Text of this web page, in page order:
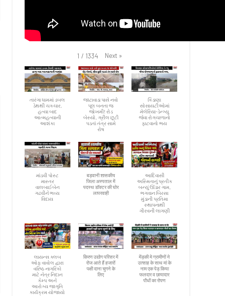
1 / 1334 Next »
તારંગા ધામમાં ડબલ
ડેથથી ચકચાર,
હત્યા બાદ
આત્મહત્યાની
આશંકા
જાટાવાડા પાસે નવો
પૂલ બનતા જ
જોખમી! રોડ
બેસ્યો, ગ્રીલ છૂટી
પડતાં તંત્ર સામે
રોષ
કિડાણા
સોસાયટીઓમાં
મેલેરિયા-ડેન્ગ્યુ
જેવા રોગચાળાનો
ફાટવાનો ભય
માંડવી પોસ્ટ
માસ્તર
વાલબાઈબેન
ગઢવીને ભવ્ય
વિદાય
बड़वानी शासकीय
जिला अस्पताल में
पदस्थ डॉक्टर की घोर
लापरवाही
આદિવાસી
અસ્મિતાનું પ્રતીક
બન્યું ઊંડાર ગામ,
ભગવાન બિરસા
મુંડાની પ્રતિમા
સ્થાપનાથી
ગૌરવની લાગણી
લાયન્સ ક્લબ
ઓફ વાવોલ દ્વારા
વરિષ્ઠ નાગરિકો
માટે નેત્ર નિદાન
કેમ્પ અને
આરોગ્ય જાગૃતિ
કાર્યક્રમ યોજાયો
किरण उद्योग परिसर में
रोज आते हैं हजारों
पक्षी दाना चुगने के
लिए
मेंड़की मे ग्रामीणों ने
उत्साह के साथ मां के
नाम एक पेड़ किया
फलदार व छायादार
पौधों का रोपण